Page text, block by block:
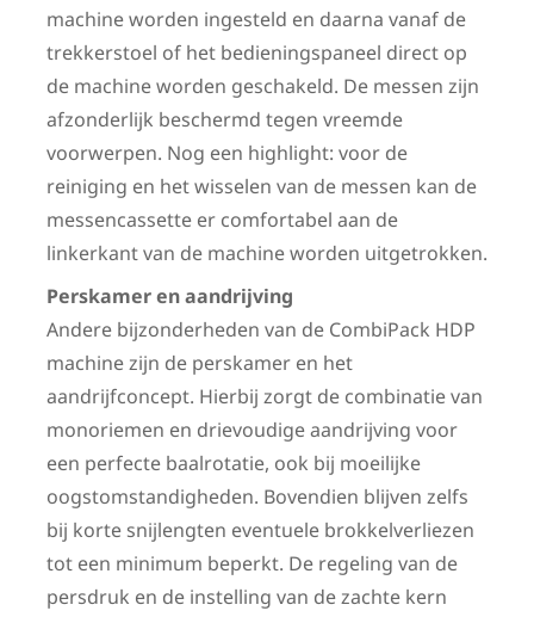
machine worden ingesteld en daarna vanaf de
trekkerstoel of het bedieningspaneel direct op
de machine worden geschakeld. De messen zijn
afzonderlijk beschermd tegen vreemde
voorwerpen. Nog een highlight: voor de
reiniging en het wisselen van de messen kan de
messencassette er comfortabel aan de
linkerkant van de machine worden uitgetrokken.
Perskamer en aandrijving
Andere bijzonderheden van de CombiPack HDP
machine zijn de perskamer en het
aandrijfconcept. Hierbij zorgt de combinatie van
monoriemen en drievoudige aandrijving voor
een perfecte baalrotatie, ook bij moeilijke
oogstomstandigheden. Bovendien blijven zelfs
bij korte snijlengten eventuele brokkelverliezen
tot een minimum beperkt. De regeling van de
persdruk en de instelling van de zachte kern